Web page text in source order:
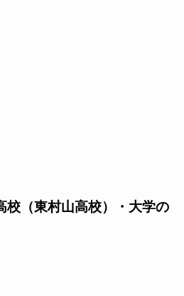
校（東村山高校）・大学の